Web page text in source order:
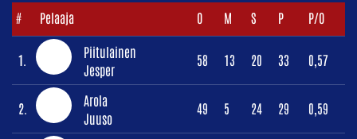
# Pelaaja O M S P P/O
1.
Piitulainen
Jesper
58 13 20 33 0,57
2.
Arola
Juuso
49 5 24 29 0,59